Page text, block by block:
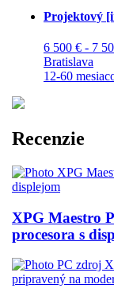
Projektový
6 500 € - 7
Bratislava
12-60
Recenzie
XPG Maestro
procesora s